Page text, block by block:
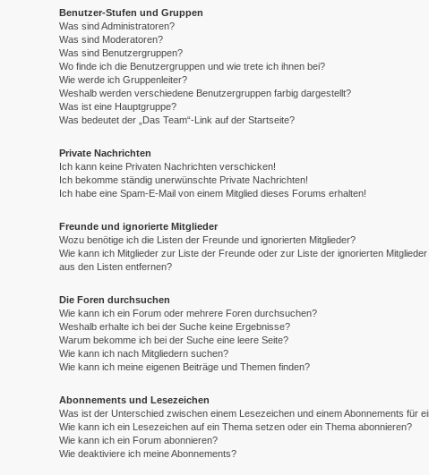
Benutzer-Stufen und Gruppen
Was sind Administratoren?
Was sind Moderatoren?
Was sind Benutzergruppen?
Wo finde ich die Benutzergruppen und wie trete ich ihnen bei?
Wie werde ich Gruppenleiter?
Weshalb werden verschiedene Benutzergruppen farbig dargestellt?
Was ist eine Hauptgruppe?
Was bedeutet der „Das Team“-Link auf der Startseite?
Private Nachrichten
Ich kann keine Privaten Nachrichten verschicken!
Ich bekomme ständig unerwünschte Private Nachrichten!
Ich habe eine Spam-E-Mail von einem Mitglied dieses Forums erhalten!
Freunde und ignorierte Mitglieder
Wozu benötige ich die Listen der Freunde und ignorierten Mitglieder?
Wie kann ich Mitglieder zur Liste der Freunde oder zur Liste der ignorierten
aus den Listen entfernen?
Die Foren durchsuchen
Wie kann ich ein Forum oder mehrere Foren durchsuchen?
Weshalb erhalte ich bei der Suche keine Ergebnisse?
Warum bekomme ich bei der Suche eine leere Seite?
Wie kann ich nach Mitgliedern suchen?
Wie kann ich meine eigenen Beiträge und Themen finden?
Abonnements und Lesezeichen
Was ist der Unterschied zwischen einem Lesezeichen und einem Abonnements für
Wie kann ich ein Lesezeichen auf ein Thema setzen oder ein Thema abonnieren?
Wie kann ich ein Forum abonnieren?
Wie deaktiviere ich meine Abonnements?